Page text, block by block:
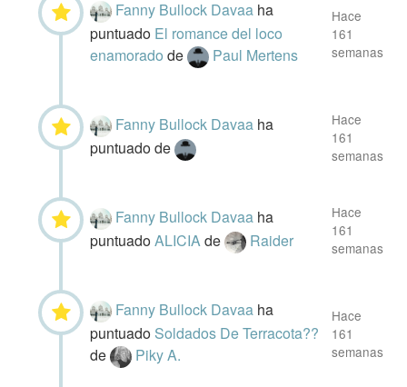
Fanny Bullock Davaa ha
puntuado El romance del loco
enamoradode Paul Mertens
Hace
161
semanas
Fanny Bullock Davaa ha
puntuadode
Hace
161
semanas
Fanny Bullock Davaa ha
puntuadoALICIAde Raider
Hace
161
semanas
Fanny Bullock Davaa ha
puntuado Soldados De Terracota??
de
Piky A.
Hace
161
semanas